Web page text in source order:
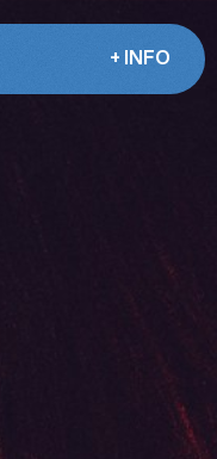
+ INFO